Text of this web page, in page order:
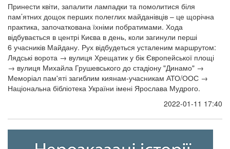
Принести квіти, запалити лампадки та помолитися біля
пам’ятних дощок перших полеглих майданівців – це щорічна
практика, започаткована їхніми побратимами. Хода
відбувається в центрі Києва в день, коли загинули перші
6 учасників Майдану. Рух відбудеться усталеним маршрутом:
Лядські ворота → вулиця Хрещатик у бік Європейської площі
→ вулиця Михайла Грушевського до стадіону "Динамо" →
Меморіал пам'яті загиблим киянам-учасникам АТО/ООС →
Національна бібліотека України імені Ярослава Мудрого.
2022-01-11 17:40